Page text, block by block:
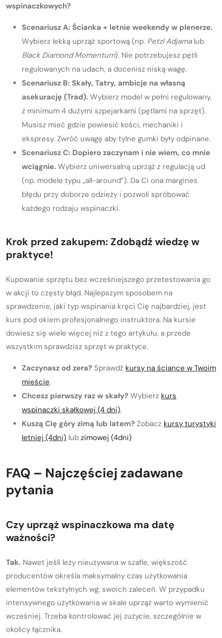
wspinaczkowych?
Scenariusz A: Ścianka + letnie weekendy w plenerze.
Wybierz lekką uprząż sportową (np. Petzl Adjamalub
Black Diamond Momentum). Nie potrzebujesz pętli
regulowanych na udach, a docenisz niską wagę.
Scenariusz B: Skały, Tatry, ambicje na własną
asekurację (Trad). Wybierz model w pełni regulowany,
z minimum 4 dużymi szpejarkami (pętlami na sprzęt).
Musisz mieć gdzie powiesić kości, mechaniki i
ekspresy. Zwróć uwagę aby tylne gumki były odpinane.
Scenariusz C: Dopiero zaczynam i nie wiem, co mnie
wciągnie. Wybierz uniwersalną uprząż z regulacją ud
(np. modele typu „all-around”). Da Ci ona margines
błędu przy doborze odzieży i pozwoli spróbować
każdego rodzaju wspinaczki.
Krok przed zakupem: Zdobądź wiedzę w
praktyce!
Kupowanie sprzętu bez wcześniejszego przetestowania go
w akcji to częsty błąd. Najlepszym sposobem na
sprawdzenie, jaki typ wspinania kręci Cię najbardziej, jest
kurs pod okiem profesjonalnego instruktora. Na kursie
dowiesz się wiele więcej niż z tego artykułu, a przede
wszystkim sprawdzisz sprzęt w praktyce.
Zaczynasz od zera? Sprawdź kursy na ściance w Twoim
mieście.
Chcesz pierwszy raz w skały? Wybierz kurs
wspinaczki skałkowej (4 dni).
Kuszą Cię góry zimą lub latem? Zobacz kursy turystyki
letniej (4dni) lub zimowej (4dni)
FAQ – Najczęściej zadawane
pytania
Czy uprząż wspinaczkowa ma datę
ważności?
Tak. Nawet jeśli leży nieużywana w szafie, większość
producentów określa maksymalny czas użytkowania
elementów tekstylnych wg. swoich zaleceń. W przypadku
intensywnego użytkowania w skale uprząż warto wymienić
wcześniej. Trzeba kontrolować jej zużycie, szczególnie w
okolicy łącznika.